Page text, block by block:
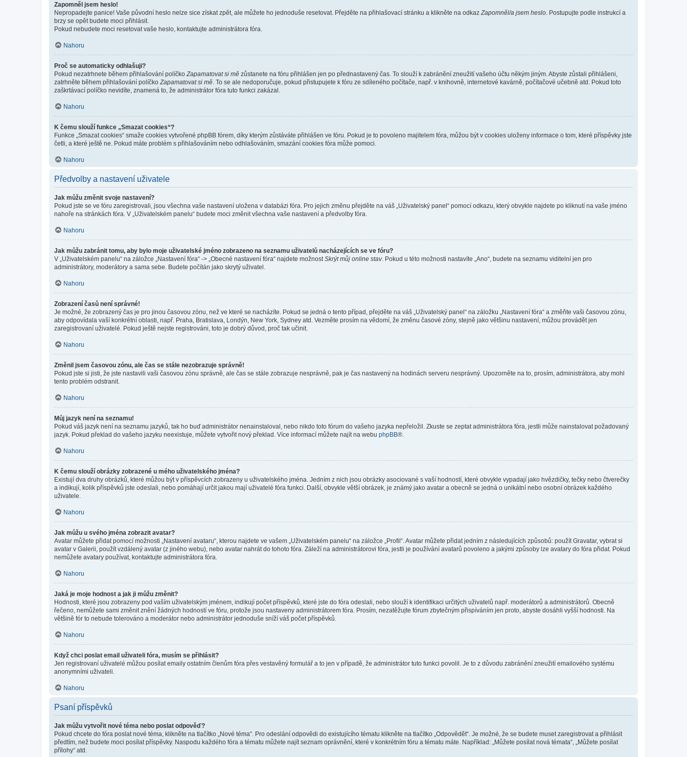
Zapomněl jsem heslo!
Nepropadejte panice! Vaše původní heslo nelze sice získat zpět, ale můžete ho jednoduše resetovat. Přejděte na přihlašovací stránku a klikněte na odkaz Zapomněl/a jsem heslo . Postupujte podle instrukcí a
brzy se opět budete moci přihlásit.
Pokud nebudete moci resetovat vaše heslo, kontaktujte administrátora fóra.
Nahoru
Proč se automaticky odhlašuji?
Pokud nezatrhnete během přihlašování políčko Zapamatovat si mě zůstanete na fóru přihlášen jen po přednastavený čas. To slouží k zabránění zneužití vašeho účtu někým jiným. Abyste zůstali přihlášeni,
zatrhněte během přihlašování políčko Zapamatovat si mě . To se ale nedoporučuje, pokud přistupujete k fóru ze sdíleného počítače, např. v knihovně, internetové kavárně, počítačové učebně atd. Pokud toto
zaškrtávací políčko nevidíte, znamená to, že administrátor fóra tuto funkci zakázal.
Nahoru
K čemu slouží funkce „Smazat cookies“?
Funkce „Smazat cookies“ smaže cookies vytvořené phpBB fórem, díky kterým zůstáváte přihlášen ve fóru. Pokud je to povoleno majitelem fóra, můžou být v cookies uloženy informace o tom, které příspěvky jste
četli, a které ještě ne. Pokud máte problém s přihlašováním nebo odhlašováním, smazání cookies fóra může pomoci.
Nahoru
Předvolby a nastavení uživatele
Jak můžu změnit svoje nastavení?
Pokud jste se ve fóru zaregistrovali, jsou všechna vaše nastavení uložena v databázi fóra. Pro jejich změnu přejděte na váš „Uživatelský panel“ pomocí odkazu, který obvykle najdete po kliknutí na vaše jméno
nahoře na stránkách fóra. V „Uživatelském panelu“ budete moci změnit všechna vaše nastavení a předvolby fóra.
Nahoru
Jak můžu zabránit tomu, aby bylo moje uživatelské jméno zobrazeno na seznamu uživatelů nacházejících se ve fóru?
V „Uživatelském panelu“ na záložce „Nastavení fóra“ -> „Obecné nastavení fóra“ najdete možnost Skrýt můj online stav. Pokud u této možnosti nastavíte „Ano“, budete na seznamu viditelní jen pro
administrátory, moderátory a sama sebe. Budete počítán jako skrytý uživatel.
Nahoru
Zobrazení časů není správné!
Je možné, že zobrazený čas je pro jinou časovou zónu, než ve které se nacházíte. Pokud se jedná o tento případ, přejděte na váš „Uživatelský panel“ na záložku „Nastavení fóra“ a změňte vaši časovou zónu,
aby odpovídala vaší konkrétní oblasti, např. Praha, Bratislava, Londýn, New York, Sydney atd. Vezměte prosím na vědomí, že změnu časové zóny, stejně jako většinu nastavení, můžou provádět jen
zaregistrovaní uživatelé. Pokud ještě nejste registrováni, toto je dobrý důvod, proč tak učinit.
Nahoru
Změnil jsem časovou zónu, ale čas se stále nezobrazuje správně!
Pokud jste si jisti, že jste nastavili vaši časovou zónu správně, ale čas se stále zobrazuje nesprávně, pak je čas nastavený na hodinách serveru nesprávný. Upozorněte na to, prosím, administrátora, aby mohl
tento problém odstranit.
Nahoru
Můj jazyk není na seznamu!
Pokud váš jazyk není na seznamu jazyků, tak ho buď administrátor nenainstaloval, nebo nikdo toto fórum do vašeho jazyka nepřeložil. Zkuste se zeptat administrátora fóra, jestli může nainstalovat požadovaný
jazyk. Pokud překlad do vašeho jazyku neexistuje, můžete vytvořit nový překlad. Více informací můžete najít na webu phpBB®.
Nahoru
K čemu slouží obrázky zobrazené u mého uživatelského jména?
Existují dva druhy obrázků, které můžou být v příspěvcích zobrazeny u uživatelského jména. Jedním z nich jsou obrázky asociované s vaší hodností, které obvykle vypadají jako hvězdičky, tečky nebo čtverečky
a indikují, kolik příspěvků jste odeslali, nebo pomáhají určit jakou mají uživatelé fóra funkci. Další, obvykle větší obrázek, je známý jako avatar a obecně se jedná o unikátní nebo osobní obrázek každého
uživatele.
Nahoru
Jak můžu u svého jména zobrazit avatar?
Avatar můžete přidat pomocí možnosti „Nastavení avataru“, kterou najdete ve vašem „Uživatelském panelu“ na záložce „Profil“. Avatar můžete přidat jedním z následujících způsobů: použít Gravatar, vybrat si
avatar v Galerii, použít vzdálený avatar (z jiného webu), nebo avatar nahrát do tohoto fóra. Záleží na administrátorovi fóra, jestli je používání avatarů povoleno a jakými způsoby lze avatary do fóra přidat. Pokud
nemůžete avatary používat, kontaktujte administrátora fóra.
Nahoru
Jaká je moje hodnost a jak ji můžu změnit?
Hodnosti, které jsou zobrazeny pod vaším uživatelským jménem, indikují počet příspěvků, které jste do fóra odeslali, nebo slouží k identifikaci určitých uživatelů např. moderátorů a administrátorů. Obecně
řečeno, nemůžete sami změnit znění žádných hodností ve fóru, protože jsou nastaveny administrátorem fóra. Prosím, nezatěžujte fórum zbytečným přispíváním jen proto, abyste dosáhli vyšší hodnosti. Na
většině fór to nebude tolerováno a moderátor nebo administrátor jednoduše sníží váš počet příspěvků.
Nahoru
Když chci poslat email uživateli fóra, musím se přihlásit?
Jen registrovaní uživatelé můžou posílat emaily ostatním členům fóra přes vestavěný formulář a to jen v případě, že administrátor tuto funkci povolil. Je to z důvodu zabránění zneužití emailového systému
anonymními uživateli.
Nahoru
Psaní příspěvků
Jak můžu vytvořit nové téma nebo poslat odpověď?
Pokud chcete do fóra poslat nové téma, klikněte na tlačítko „Nové téma“. Pro odeslání odpovědi do existujícího tématu klikněte na tlačítko „Odpovědět“. Je možné, že se budete muset zaregistrovat a přihlásit
předtím, než budete moci posílat příspěvky. Naspodu každého fóra a tématu můžete najít seznam oprávnění, které v konkrétním fóru a tématu máte. Například: „Můžete posílat nová témata“, „Můžete posílat
přílohy“ atd.